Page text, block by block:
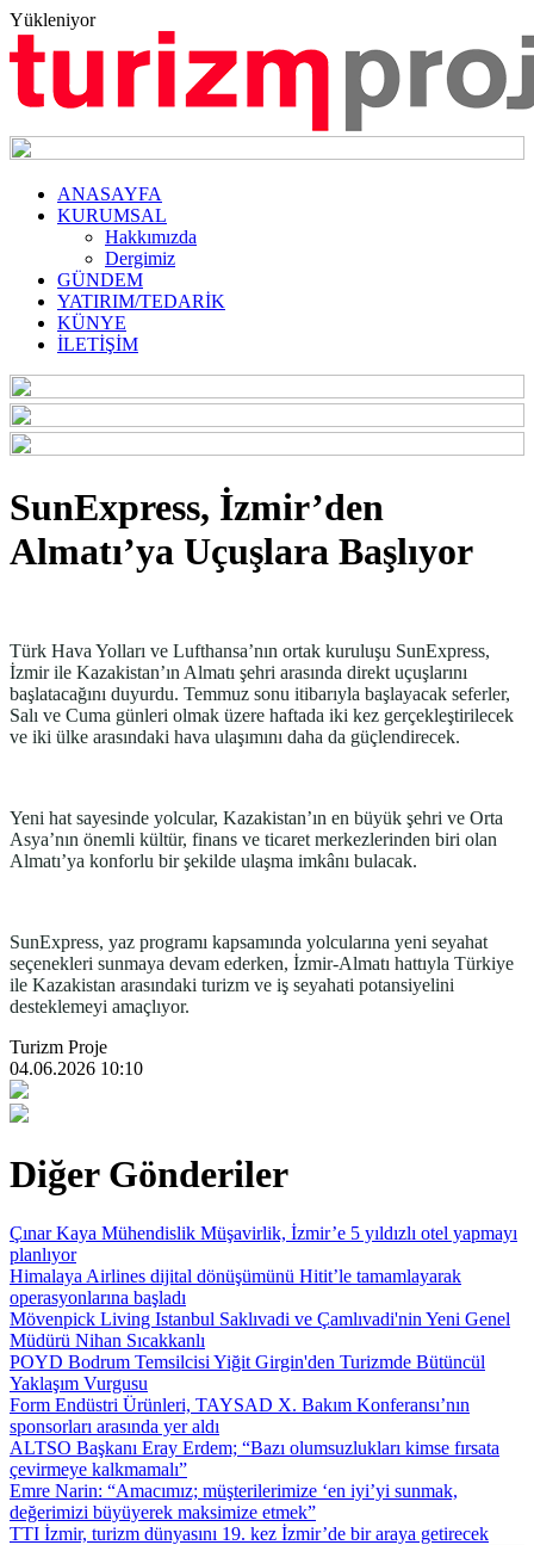
Yükleniyor
ANASAYFA
KURUMSAL
Hakkımızda
Dergimiz
GÜNDEM
YATIRIM/TEDARİK
KÜNYE
İLETİŞİM
SunExpress, İzmir’den
Almatı’ya Uçuşlara Başlıyor
Türk Hava Yolları ve Lufthansa’nın ortak kuruluşu SunExpress,
İzmir ile Kazakistan’ın Almatı şehri arasında direkt uçuşlarını
başlatacağını duyurdu. Temmuz sonu itibarıyla başlayacak seferler,
Salı ve Cuma günleri olmak üzere haftada iki kez gerçekleştirilecek
ve iki ülke arasındaki hava ulaşımını daha da güçlendirecek.
Yeni hat sayesinde yolcular, Kazakistan’ın en büyük şehri ve Orta
Asya’nın önemli kültür, finans ve ticaret merkezlerinden biri olan
Almatı’ya konforlu bir şekilde ulaşma imkânı bulacak.
SunExpress, yaz programı kapsamında yolcularına yeni seyahat
seçenekleri sunmaya devam ederken, İzmir-Almatı hattıyla Türkiye
ile Kazakistan arasındaki turizm ve iş seyahati potansiyelini
desteklemeyi amaçlıyor.
Turizm Proje
04.06.2026 10:10
Diğer Gönderiler
Çınar Kaya Mühendislik Müşavirlik, İzmir’e 5 yıldızlı otel yapmayı
planlıyor
Himalaya Airlines dijital dönüşümünü Hitit’le tamamlayarak
operasyonlarına başladı
Mövenpick Living Istanbul Saklıvadi ve Çamlıvadi'nin Yeni Genel
Müdürü Nihan Sıcakkanlı
POYD Bodrum Temsilcisi Yiğit Girgin'den Turizmde Bütüncül
Yaklaşım Vurgusu
Form Endüstri Ürünleri, TAYSAD X. Bakım Konferansı’nın
sponsorları arasında yer aldı
ALTSO Başkanı Eray Erdem; “Bazı olumsuzlukları kimse fırsata
çevirmeye kalkmamalı”
Emre Narin: “Amacımız; müşterilerimize ‘en iyi’yi sunmak,
değerimizi büyüyerek maksimize etmek”
TTI İzmir, turizm dünyasını 19. kez İzmir’de bir araya getirecek